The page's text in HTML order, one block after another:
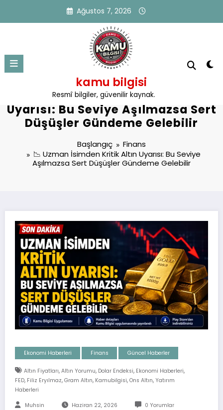
Ağustos 7, 2026
kamu bilgisi
Resmî bilgiler, güvenilir kaynak.
📉 Uzman İsimden Kritik Altın
Uyarısı: Bu Seviye Aşılmazsa Sert
Düşüşler Gündeme Gelebilir
Başlangıç
Finans
📉 Uzman İsimden Kritik Altın Uyarısı: Bu Seviye
Aşılmazsa Sert Düşüşler Gündeme Gelebilir
Ekonomi Haberleri Finans Güncel Haberler
Altın Fiyatları, Altın Yorumu, Dolar Endeksi, Ekonomi Haberleri,
FED, Filiz Eryılmaz, Gram Altın, Kamubilgisi, Ons Altın, Yatırım
Haberleri
Muhsin Haziran 22, 2026 0 Yorumlar